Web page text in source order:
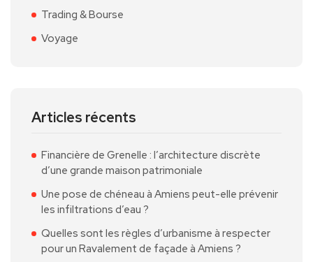
Trading & Bourse
Voyage
Articles récents
Financière de Grenelle : l’architecture discrète
d’une grande maison patrimoniale
Une pose de chéneau à Amiens peut-elle prévenir
les infiltrations d’eau ?
Quelles sont les règles d’urbanisme à respecter
pour un Ravalement de façade à Amiens ?